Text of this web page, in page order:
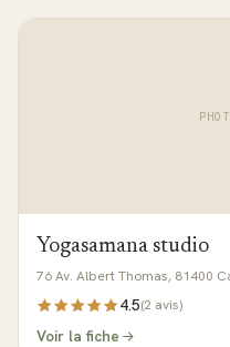
Yogasamana studio
76 Av. Albert Thomas, 81400
4.5(2 avis)
Voir la fiche